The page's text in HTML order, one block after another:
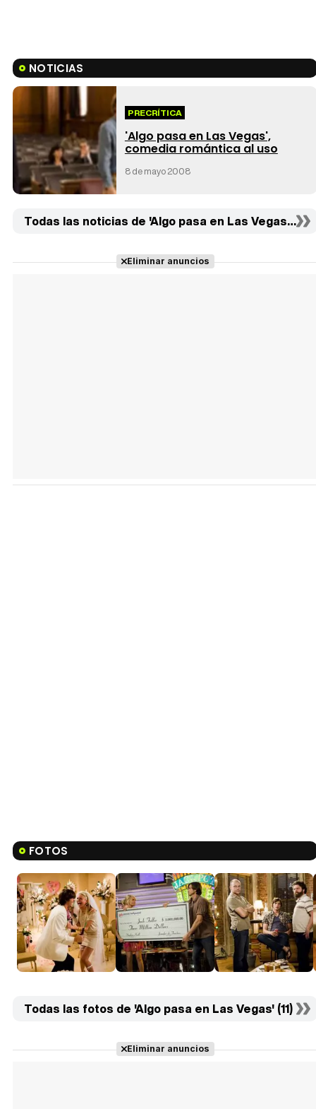
NOTICIAS
PRECRÍTICA
'Algo pasa en Las Vegas',
comedia romántica al uso
8 de mayo 2008
Todas las noticias de 'Algo pasa en Las Vegas' (1)
Eliminar anuncios
FOTOS
Todas las fotos de 'Algo pasa en Las Vegas' (11)
Eliminar anuncios